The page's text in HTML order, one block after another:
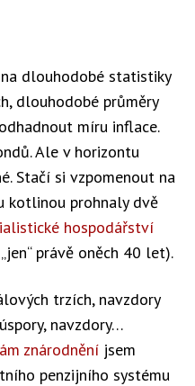
dlouhodobé statistiky
dlouhodobé průměry
míru inflace.
Ale v horizontu
Stačí si vzpomenout na
kotlinou prohnaly dvě
hospodářství
právě oněch 40 let).
trzích, navzdory
navzdory…
znárodnění jsem
penzijního systému